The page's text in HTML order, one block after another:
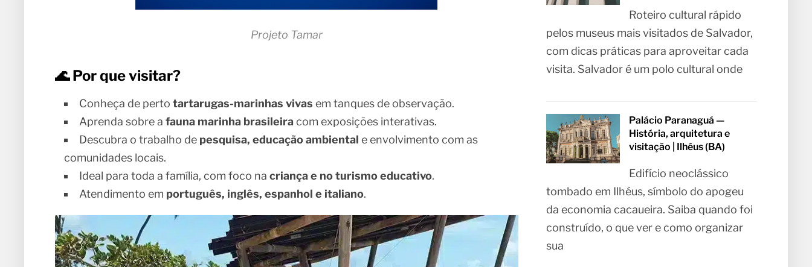
Projeto Tamar
🌊 Por que visitar?
Conheça de perto tartarugas-marinhas vivas em tanques de observação.
Aprenda sobre a fauna marinha brasileiracom exposições interativas.
Descubra o trabalho de pesquisa, educação ambiental e envolvimento com as
comunidades locais.
Ideal para toda a família, com foco na criança e no turismo educativo.
Atendimento em português, inglês, espanhol e italiano.
Roteiro cultural rápido
pelos museus mais visitados de Salvador,
com dicas práticas para aproveitar cada
visita. Salvador é um polo cultural onde
Palácio Paranaguá —
História, arquitetura e
visitação | Ilhéus (BA)
Edifício neoclássico
tombado em Ilhéus, símbolo do apogeu
da economia cacaueira. Saiba quando foi
construído, o que ver e como organizar
sua